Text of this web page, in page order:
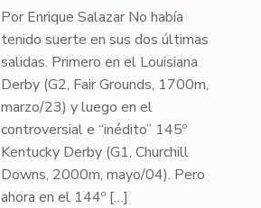
Por Enrique Salazar No había
tenido suerte en sus dos últimas
salidas. Primero en el Louisiana
Derby (G2, Fair Grounds, 1700m,
marzo/23) y luego en el
controversial e “inédito” 145º
Kentucky Derby (G1, Churchill
Downs, 2000m, mayo/04). Pero
ahora en el 144º[…]